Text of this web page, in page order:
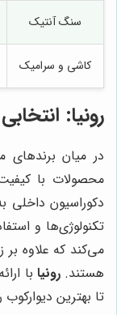
سنگ آنتیک
کاشی و سرامیک
رونیا:
در میان برندهای
محصولات با کیفیت
دکوراسیون داخلی
تکنولوژی‌ها و
می‌کند که علاوه بر
هستند.رونیا با
تا بهترین